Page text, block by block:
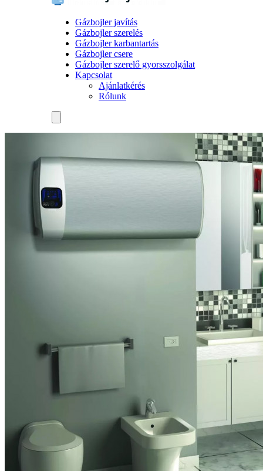
Gázbojler javítás
Gázbojler szerelés
Gázbojler karbantartás
Gázbojler csere
Gázbojler szerelő gyorsszolgálat
Kapcsolat
Ajánlatkérés
Rólunk